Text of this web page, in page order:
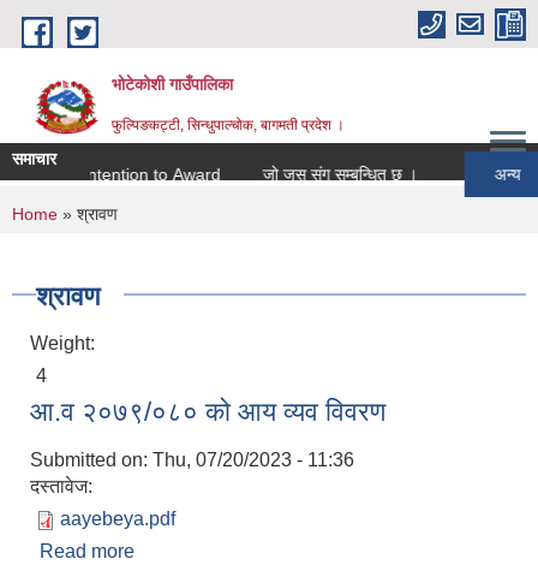
Skip to main content
भोटेकोशी गाउँपालिका
फुल्पिङकट्टी, सिन्धुपाल्चोक, बागमती प्रदेश ।
समाचार
Intention to Award जो जस संग सम्बन्धित छ ।
You are here
Home » श्रावण
श्रावण
Weight:
4
आ.व २०७९/०८० को आय व्यव विवरण
Submitted on: Thu, 07/20/2023 - 11:36
दस्तावेज:
aayebeya.pdf
Read more